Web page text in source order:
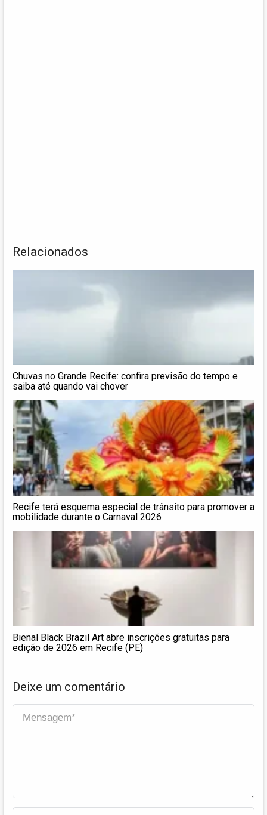
Relacionados
Chuvas no Grande Recife: confira previsão do tempo e
saiba até quando vai chover
Recife terá esquema especial de trânsito para promover a
mobilidade durante o Carnaval 2026
Bienal Black Brazil Art abre inscrições gratuitas para
edição de 2026 em Recife (PE)
Deixe um comentário